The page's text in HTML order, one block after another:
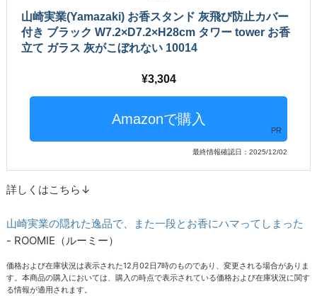
山崎実業(Yamazaki) お香スタンド 灰飛び防止カバー
付き ブラック W7.2×D7.2×H28cm タワー tower お香
立て ガラス 灰がこぼれない 10014
3,304
PR
最終情報確認日：2025/12/02
詳しくはこちら↓
山崎実業の隠れた逸品で、また一段とお香にハマってしまった
- ROOMIE（ルーミー）
価格および在庫状況は表示された12月02日7時のものであり、変更される場合がありま
す。本商品の購入においては、購入の時点で表示されている価格および在庫状況に関す
る情報が適用されます。